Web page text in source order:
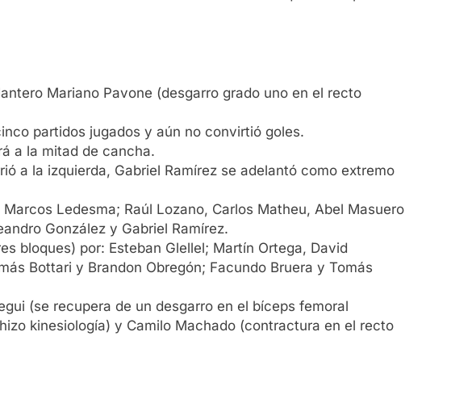
Mariano Pavone (desgarro grado uno en el recto
partidos jugados y aún no convirtió goles.
a la mitad de cancha.
a la izquierda, Gabriel Ramírez se adelantó como extremo
Ledesma; Raúl Lozano, Carlos Matheu, Abel Masuero
González y Gabriel Ramírez.
bloques) por: Esteban Glellel; Martín Ortega, David
Bottari y Brandon Obregón; Facundo Bruera y Tomás
(se recupera de un desgarro en el bíceps femoral
kinesiología) y Camilo Machado (contractura en el recto